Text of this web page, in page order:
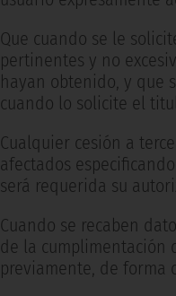
Que cuando se le
pertinentes y no
hayan obtenido, y que
cuando lo solicite el
Cualquier cesión a
afectados
será requerida su
Cuando se recaben
de la cumplimentación
previamente, de forma